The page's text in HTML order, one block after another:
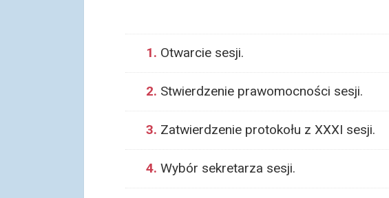
1. Otwarcie sesji.
2. Stwierdzenie prawomocności sesji.
3. Zatwierdzenie protokołu z XXXI sesji.
4. Wybór sekretarza sesji.